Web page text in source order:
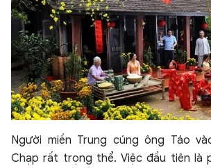
Người miền Trung cúng ông Táo
Chạp rất trọng thể. Việc đầu tiên là